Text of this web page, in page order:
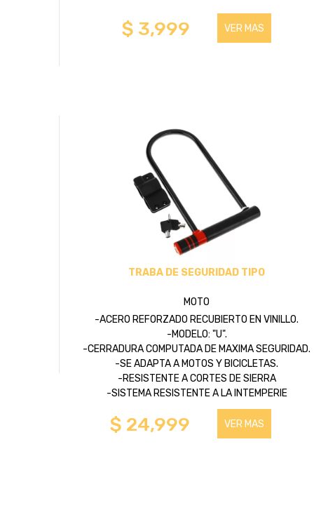
$ 3,999 VER MAS
TRABA DE SEGURIDAD TIPO
MOTO
-ACERO REFORZADO RECUBIERTO EN VINILLO.
-MODELO: "U".
-CERRADURA COMPUTADA DE MAXIMA SEGURIDAD.
-SE ADAPTA A MOTOS Y BICICLETAS.
-RESISTENTE A CORTES DE SIERRA
-SISTEMA RESISTENTE A LA INTEMPERIE
$ 24,999 VER MAS